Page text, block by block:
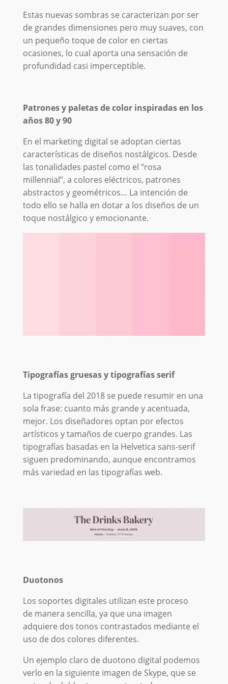
Estas nuevas sombras se caracterizan por ser
de grandes dimensiones pero muy suaves, con
un pequeño toque de color en ciertas
ocasiones, lo cual aporta una sensación de
profundidad casi imperceptible.
Patrones y paletas de color inspiradas en los
años 80 y 90
En el marketing digital se adoptan ciertas
características de diseños nostálgicos. Desde
las tonalidades pastel como el “rosa
millennial”, a colores eléctricos, patrones
abstractos y geométricos… La intención de
todo ello se halla en dotar a los diseños de un
toque nostálgico y emocionante.
Tipografías gruesas y tipografías serif
La tipografía del 2018 se puede resumir en una
sola frase: cuanto más grande y acentuada,
mejor. Los diseñadores optan por efectos
artísticos y tamaños de cuerpo grandes. Las
tipografías basadas en la Helvetica sans-serif
siguen predominando, aunque encontramos
más variedad en las tipografías web.
Duotonos
Los soportes digitales utilizan este proceso
de manera sencilla, ya que una imagen
adquiere dos tonos contrastados mediante el
uso de dos colores diferentes.
Un ejemplo claro de duotono digital podemos
verlo en la siguiente imagen de Skype, que se